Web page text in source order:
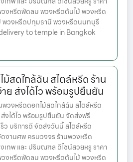
งหรีดพัดลม พวงหรีดต้นไม้ พวงหรีด
พวงหรีดปทุมธานี พวงหรีดนนทบุรี
to temple in Bangkok
สดใกล้ฉัน สไตล์หรีด ร้าน
ย ส่งได้ไว พร้อมรูปยืนยัน
วงหรีดดอกไม้สดใกล้ฉัน สไตล์หรีด
งได้ไว พร้อมรูปยืนยัน จัดส่งฟรี
ว บริการดี จัดส่งวันนี้ สไตล์หรีด
งานศพ ครบวงจร ร้านพวงหรีด
ทพ และ ปริมณฑล ดีไซน์สวยหรู ราคา
งหรีดพัดลม พวงหรีดต้นไม้ พวงหรีด